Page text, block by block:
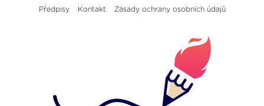
Předpisy Kontakt Zásady ochrany osobních údajů